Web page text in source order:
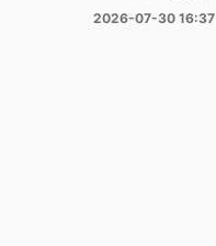
2026-07-30 16:37